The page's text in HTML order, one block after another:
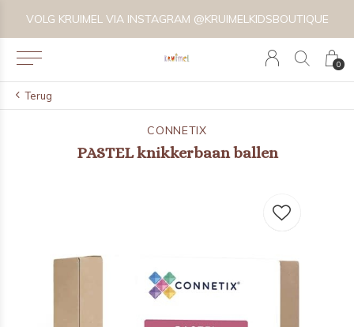
0
VOLG KRUIMEL VIA INSTAGRAM @KRUIMELKIDSBOUTIQUE
Terug
CONNETIX
PASTEL knikkerbaan ballen